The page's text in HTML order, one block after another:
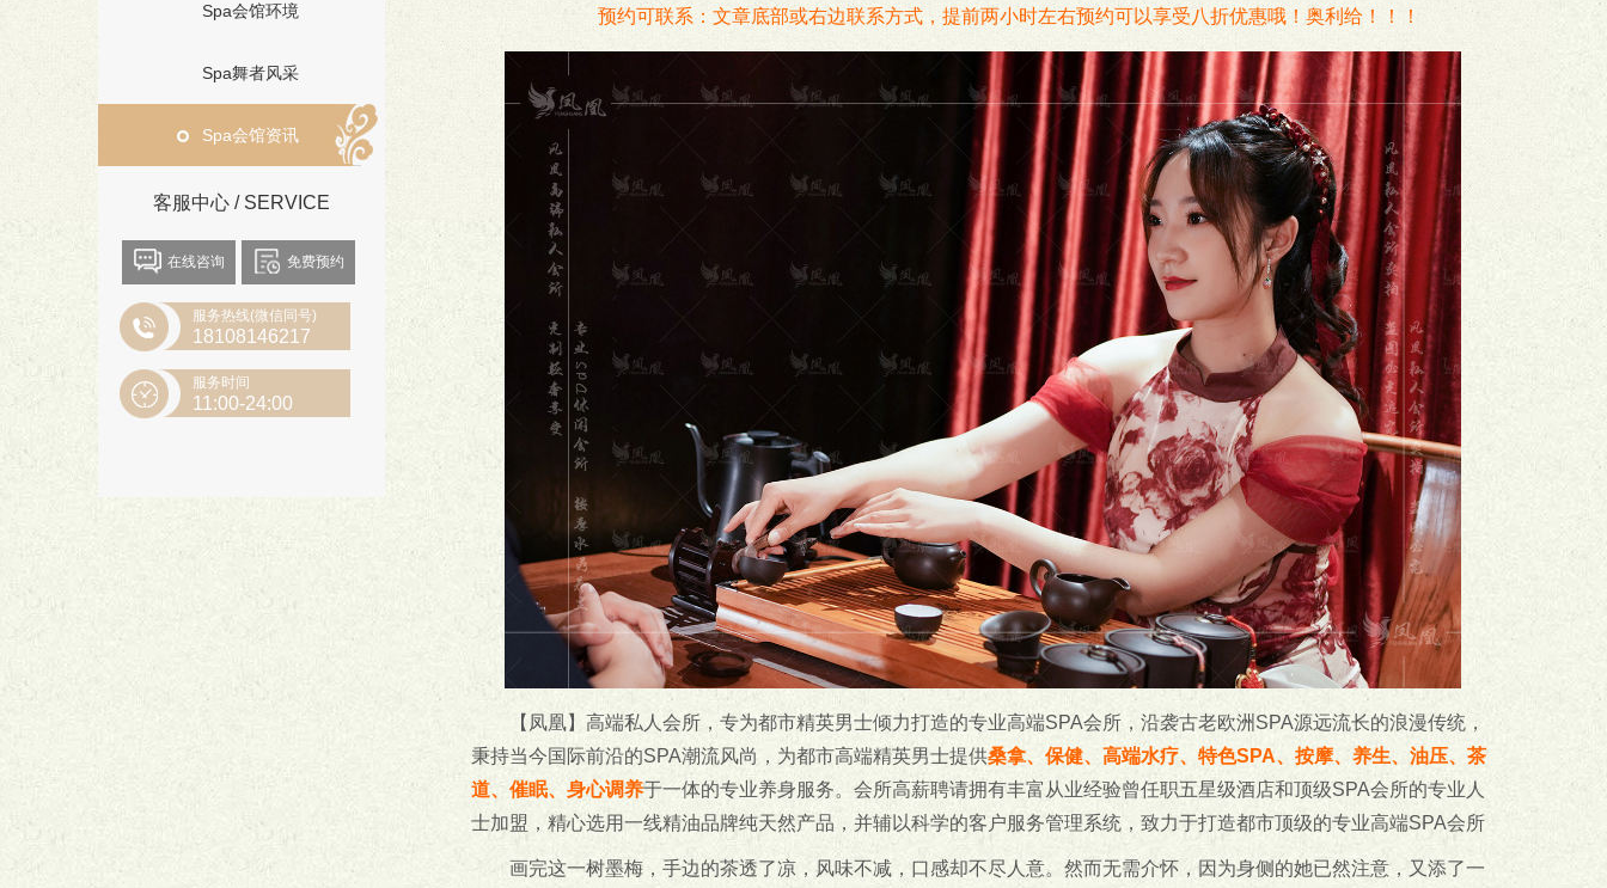
Spa会馆环境
Spa舞者风采
Spa会馆资讯
客服中心 / SERVICE
在线咨询 免费预约
服务热线(微信同号)
18108146217
服务时间
11:00-24:00
预约可联系：文章底部或右边联系方式，提前两小时左右预约可以享受八折优惠哦！奥利给！！！
【凤凰】高端私人会所，专为都市精英男士倾力打造的专业高端SPA会所，沿袭古老欧洲SPA源远流长的浪漫传统，
秉持当今国际前沿的SPA潮流风尚，为都市高端精英男士提供桑拿、保健、高端水疗、特色SPA、按摩、养生、油压、茶
道、催眠、身心调养于一体的专业养身服务。会所高薪聘请拥有丰富从业经验曾任职五星级酒店和顶级SPA会所的专业人
士加盟，精心选用一线精油品牌纯天然产品，并辅以科学的客户服务管理系统，致力于打造都市顶级的专业高端SPA会所
画完这一树墨梅，手边的茶透了凉，风味不减，口感却不尽人意。然而无需介怀，因为身侧的她已然注意，又添了一